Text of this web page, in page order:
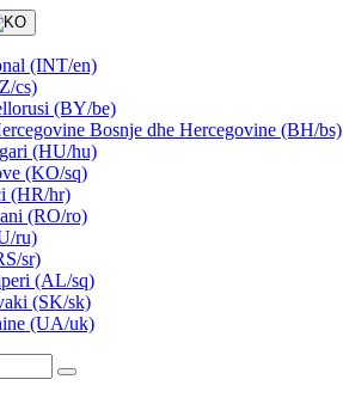
(INT/en)
cs)
(BY/be)
Bosnje dhe Hercegovine (BH/bs)
(HU/hu)
(KO/sq)
(HR/hr)
(RO/ro)
ru)
sr)
(AL/sq)
(SK/sk)
(UA/uk)